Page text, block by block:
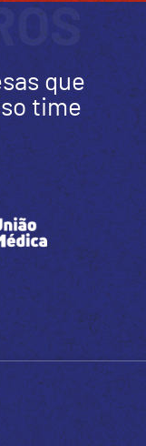
que
time